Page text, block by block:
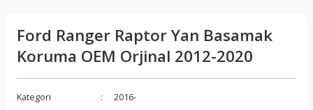
Ford Ranger Raptor Yan Basamak
Koruma OEM Orjinal 2012-2020
Kategori
2016-